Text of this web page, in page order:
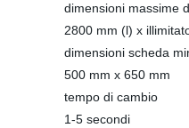
dimensioni massime
2800 mm (l) x
dimensioni scheda
500 mm x 650 mm
tempo di cambio
1-5 secondi